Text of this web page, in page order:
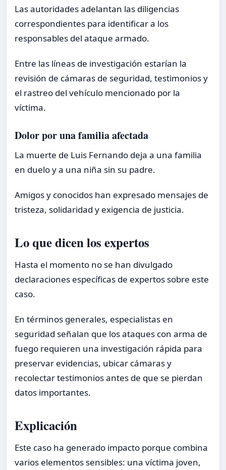
Las autoridades adelantan las diligencias
correspondientes para identificar a los
responsables del ataque armado.
Entre las líneas de investigación estarían la
revisión de cámaras de seguridad, testimonios y
el rastreo del vehículo mencionado por la
víctima.
Dolor por una familia afectada
La muerte de Luis Fernando deja a una familia
en duelo y a una niña sin su padre.
Amigos y conocidos han expresado mensajes de
tristeza, solidaridad y exigencia de justicia.
Lo que dicen los expertos
Hasta el momento no se han divulgado
declaraciones específicas de expertos sobre este
caso.
En términos generales, especialistas en
seguridad señalan que los ataques con arma de
fuego requieren una investigación rápida para
preservar evidencias, ubicar cámaras y
recolectar testimonios antes de que se pierdan
datos importantes.
Explicación
Este caso ha generado impacto porque combina
varios elementos sensibles: una víctima joven,